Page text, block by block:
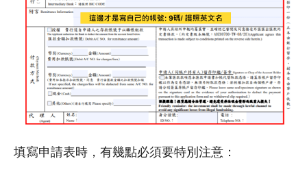
填寫申請表時，有幾點必須要特別注意：